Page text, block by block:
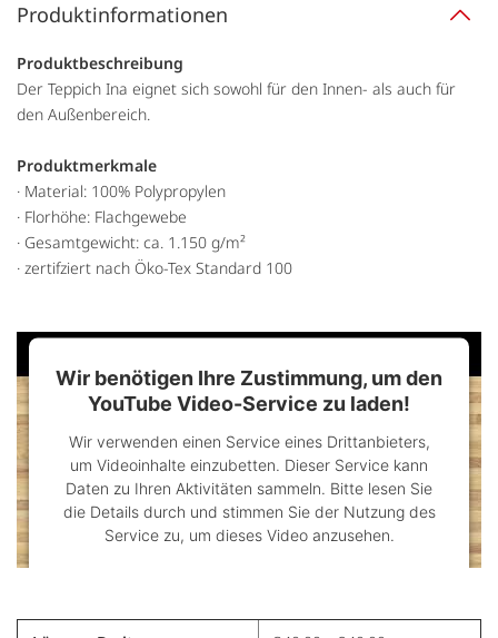
Produktinformationen
Produktbeschreibung
Der Teppich Ina eignet sich sowohl für den Innen- als auch für
den Außenbereich.
Produktmerkmale
· Material: 100% Polypropylen
· Florhöhe: Flachgewebe
· Gesamtgewicht: ca. 1.150 g/m²
· zertifziert nach Öko-Tex Standard 100
Wir benötigen Ihre Zustimmung, um den
YouTube Video-Service zu laden!
Wir verwenden einen Service eines Drittanbieters,
um Videoinhalte einzubetten. Dieser Service kann
Daten zu Ihren Aktivitäten sammeln. Bitte lesen Sie
die Details durch und stimmen Sie der Nutzung des
Service zu, um dieses Video anzusehen.